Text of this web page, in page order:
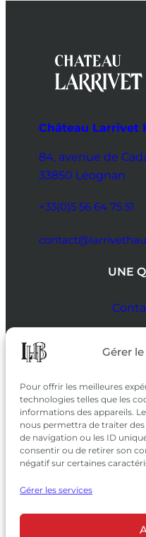
Gérer
Pour offrir les meilleures
technologies telles que les
informations des appareils.
nous permettra de traiter
de navigation ou les ID
consentir ou de retirer son
négatif sur certaines
Gérer les services
Château Larrivet
84, avenue de
33850 Léognan
+33(0)5 56 64 75 51
UNE
SUIVEZ-NOUS
SUR LES RÉSEAUX
© 2026